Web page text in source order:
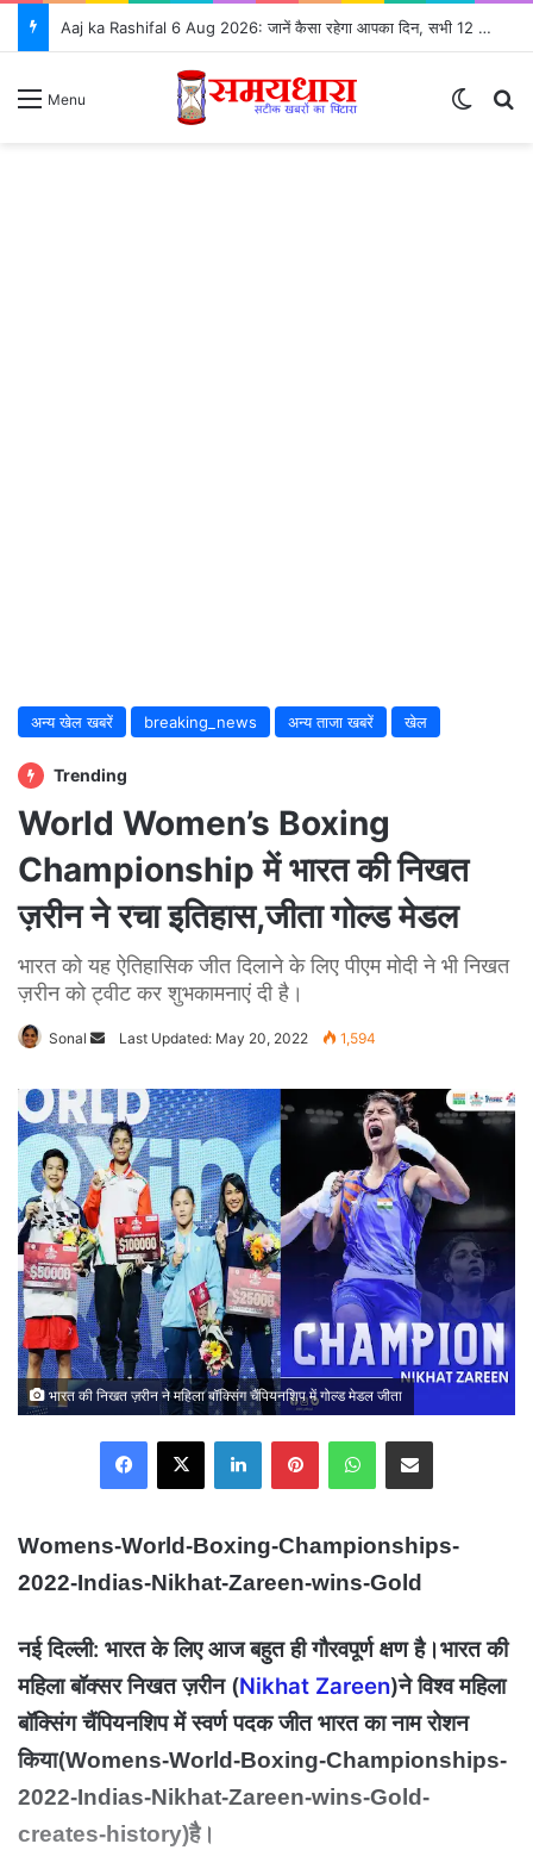
Aaj ka Rashifal 6 Aug 2026: जानें कैसा रहेगा आपका दिन, सभी 12 राशियों का राशिफल और शुभ उपाय ⭐
Menu
अन्य खेल खबरें breaking_news अन्य ताजा खबरें खेल
Trending
World Women’s Boxing
Championship में भारत की निखत
ज़रीन ने रचा इतिहास,जीता गोल्ड मेडल
भारत को यह ऐतिहासिक जीत दिलाने के लिए पीएम मोदी ने भी निखत
ज़रीन को ट्वीट कर शुभकामनाएं दी है।
Sonal
Send
email
Last Updated: May 20, 2022 1,594
भारत की निखत ज़रीन ने महिला बॉक्सिंग चैंपियनशिप में गोल्ड मेडल जीता
Womens-World-Boxing-Championships-
2022-Indias-Nikhat-Zareen-wins-Gold
नई दिल्ली: भारत के लिए आज बहुत ही गौरवपूर्ण क्षण है।भारत की
महिला बॉक्सर निखत ज़रीन (Nikhat Zareen)ने विश्व महिला
बॉक्सिंग चैंपियनशिप में स्वर्ण पदक जीत भारत का नाम रोशन
किया(Womens-World-Boxing-Championships-
2022-Indias-Nikhat-Zareen-wins-Gold-
creates-history)है।